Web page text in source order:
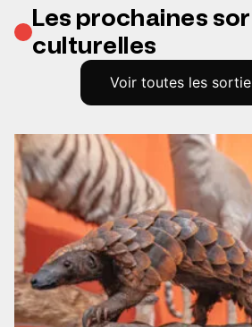
Les prochaines
culturelles
Voir toutes les